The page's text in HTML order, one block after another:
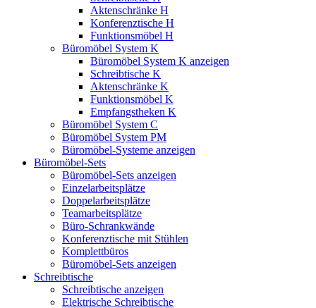
Aktenschränke H
Konferenztische H
Funktionsmöbel H
Büromöbel System K
Büromöbel System K anzeigen
Schreibtische K
Aktenschränke K
Funktionsmöbel K
Empfangstheken K
Büromöbel System C
Büromöbel System PM
Büromöbel-Systeme anzeigen
Büromöbel-Sets
Büromöbel-Sets anzeigen
Einzelarbeitsplätze
Doppelarbeitsplätze
Teamarbeitsplätze
Büro-Schrankwände
Konferenztische mit Stühlen
Komplettbüros
Büromöbel-Sets anzeigen
Schreibtische
Schreibtische anzeigen
Elektrische Schreibtische